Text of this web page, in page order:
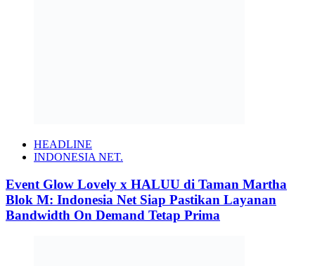
HEADLINE
INDONESIA NET.
Event Glow Lovely x HALUU di Taman Martha
Blok M: Indonesia Net Siap Pastikan Layanan
Bandwidth On Demand Tetap Prima